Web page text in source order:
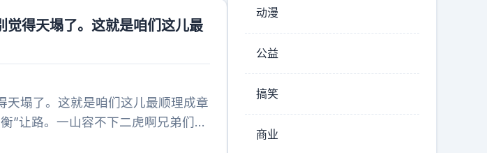
觉得天塌了。这就是咱们这儿最
天塌了。这就是咱们这儿最顺理成章
让路。一山容不下二虎啊兄弟们。
动漫
公益
搞笑
商业